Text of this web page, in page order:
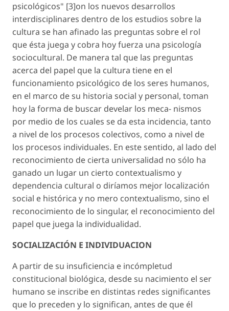
psicológicos" [3]on los nuevos desarrollos
interdisciplinares dentro de los estudios sobre la
cultura se han afinado las preguntas sobre el rol
que ésta juega y cobra hoy fuerza una psicología
sociocultural. De manera tal que las preguntas
acerca del papel que la cultura tiene en el
funcionamiento psicológico de los seres humanos,
en el marco de su historia social y personal, toman
hoy la forma de buscar develar los meca- nismos
por medio de los cuales se da esta incidencia, tanto
a nivel de los procesos colectivos, como a nivel de
los procesos individuales. En este sentido, al lado del
reconocimiento de cierta universalidad no sólo ha
ganado un lugar un cierto contextualismo y
dependencia cultural o diríamos mejor localización
social e histórica y no mero contextualismo, sino el
reconocimiento de lo singular, el reconocimiento del
papel que juega la individualidad.
SOCIALIZACIÓN E INDIVIDUACION
A partir de su insuficiencia e incómpletud
constitucional biológica, desde su nacimiento el ser
humano se inscribe en distintas redes significantes
que lo preceden y lo significan, antes de que él